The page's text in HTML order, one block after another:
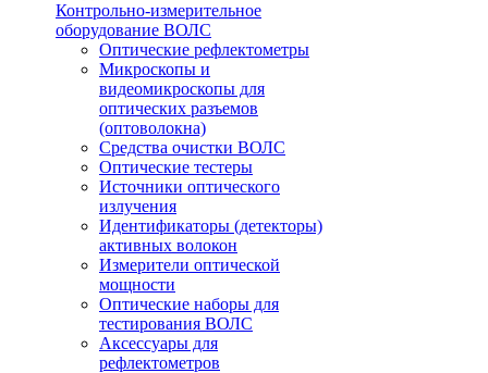
Контрольно-измерительное
оборудование ВОЛС
Оптические рефлектометры
Микроскопы и
видеомикроскопы для
оптических разъемов
(оптоволокна)
Средства очистки ВОЛС
Оптические тестеры
Источники оптического
излучения
Идентификаторы (детекторы)
активных волокон
Измерители оптической
мощности
Оптические наборы для
тестирования ВОЛС
Аксессуары для
рефлектометров